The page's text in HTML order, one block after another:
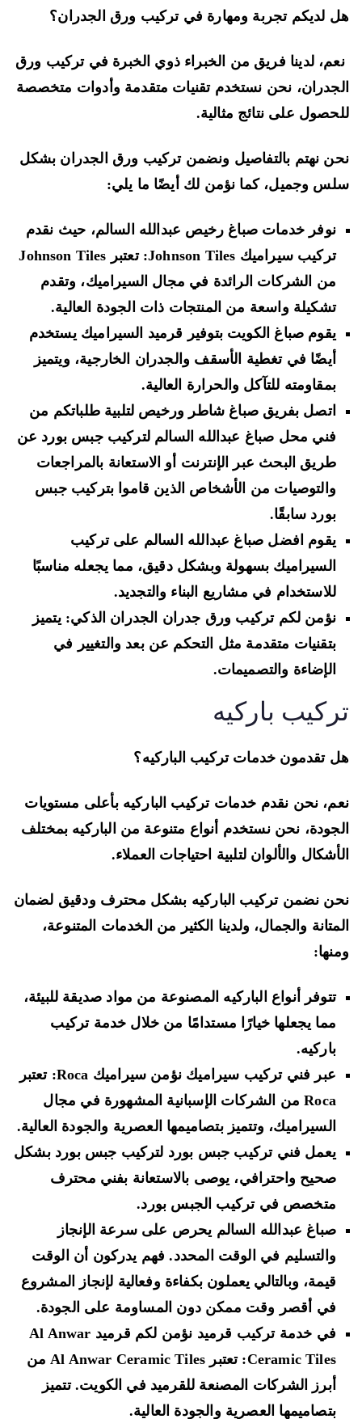
لديكم تجربة ومهارة في تركيب ورق الجدران؟
لدينا فريق من الخبراء ذوي الخبرة في تركيب ورق
نحن نستخدم تقنيات متقدمة وأدوات متخصصة
على نتائج مثالية.
نهتم بالتفاصيل ونضمن تركيب ورق الجدران بشكل
وجميل، كما نؤمن لك أيضًا ما يلي:
نوفر خدمات صباغ رخيص عبدالله السالم، حيث نقدم
تركيب سيراميك Johnson Tiles: تعتبر Johnson Tiles
من الشركات الرائدة في مجال السيراميك، وتقدم
تشكيلة واسعة من المنتجات ذات الجودة العالية.
يقوم صباغ الكويت بتوفير قرميد السيراميك يستخدم
أيضًا في تغطية الأسقف والجدران الخارجية، ويتميز
بمقاومته للتآكل والحرارة العالية.
اتصل بفريق صباغ شاطر ورخيص لتلبية طلباتكم من
فني محل صباغ عبدالله السالم لتركيب جبس بورد عن
طريق البحث عبر الإنترنت أو الاستعانة بالمراجعات
والتوصيات من الأشخاص الذين قاموا بتركيب جبس
بورد سابقًا.
يقوم افضل صباغ عبدالله السالم على تركيب
السيراميك بسهولة وبشكل دقيق، مما يجعله مناسبًا
للاستخدام في مشاريع البناء والتجديد.
نؤمن لكم تركيب ورق جدران الجدران الذكي: يتميز
بتقنيات متقدمة مثل التحكم عن بعد والتغيير في
الإضاءة والتصميمات.
باركيه
تقدمون خدمات تركيب الباركيه؟
نحن نقدم خدمات تركيب الباركيه بأعلى مستويات
نحن نستخدم أنواع متنوعة من الباركيه بمختلف
والألوان لتلبية احتياجات العملاء.
نضمن تركيب الباركيه بشكل محترف ودقيق لضمان
والجمال، ولدينا الكثير من الخدمات المتنوعة،
تتوفر أنواع الباركيه المصنوعة من مواد صديقة للبيئة،
مما يجعلها خيارًا مستدامًا من خلال خدمة تركيب
باركيه.
عبر فني تركيب سيراميك نؤمن سيراميك Roca: تعتبر
Roca من الشركات الإسبانية المشهورة في مجال
السيراميك، وتتميز بتصاميمها العصرية والجودة العالية.
يعمل فني تركيب جبس بورد لتركيب جبس بورد بشكل
صحيح واحترافي، يوصى بالاستعانة بفني محترف
متخصص في تركيب الجبس بورد.
صباغ عبدالله السالم يحرص على سرعة الإنجاز
والتسليم في الوقت المحدد. فهم يدركون أن الوقت
قيمة، وبالتالي يعملون بكفاءة وفعالية لإنجاز المشروع
في أقصر وقت ممكن دون المساومة على الجودة.
في خدمة تركيب قرميد نؤمن لكم قرميد Al Anwar
Ceramic Tiles: تعتبر Al Anwar Ceramic Tiles من
أبرز الشركات المصنعة للقرميد في الكويت. تتميز
بتصاميمها العصرية والجودة العالية.